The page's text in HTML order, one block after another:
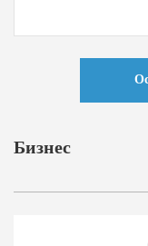
Бизнес